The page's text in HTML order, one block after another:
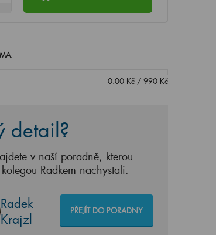
.
0.00Kč/ 990Kč
detail?
v naší poradně, kterou
Radkem nachystali.
Radek
Krajzl
PŘEJÍT DO PORADNY